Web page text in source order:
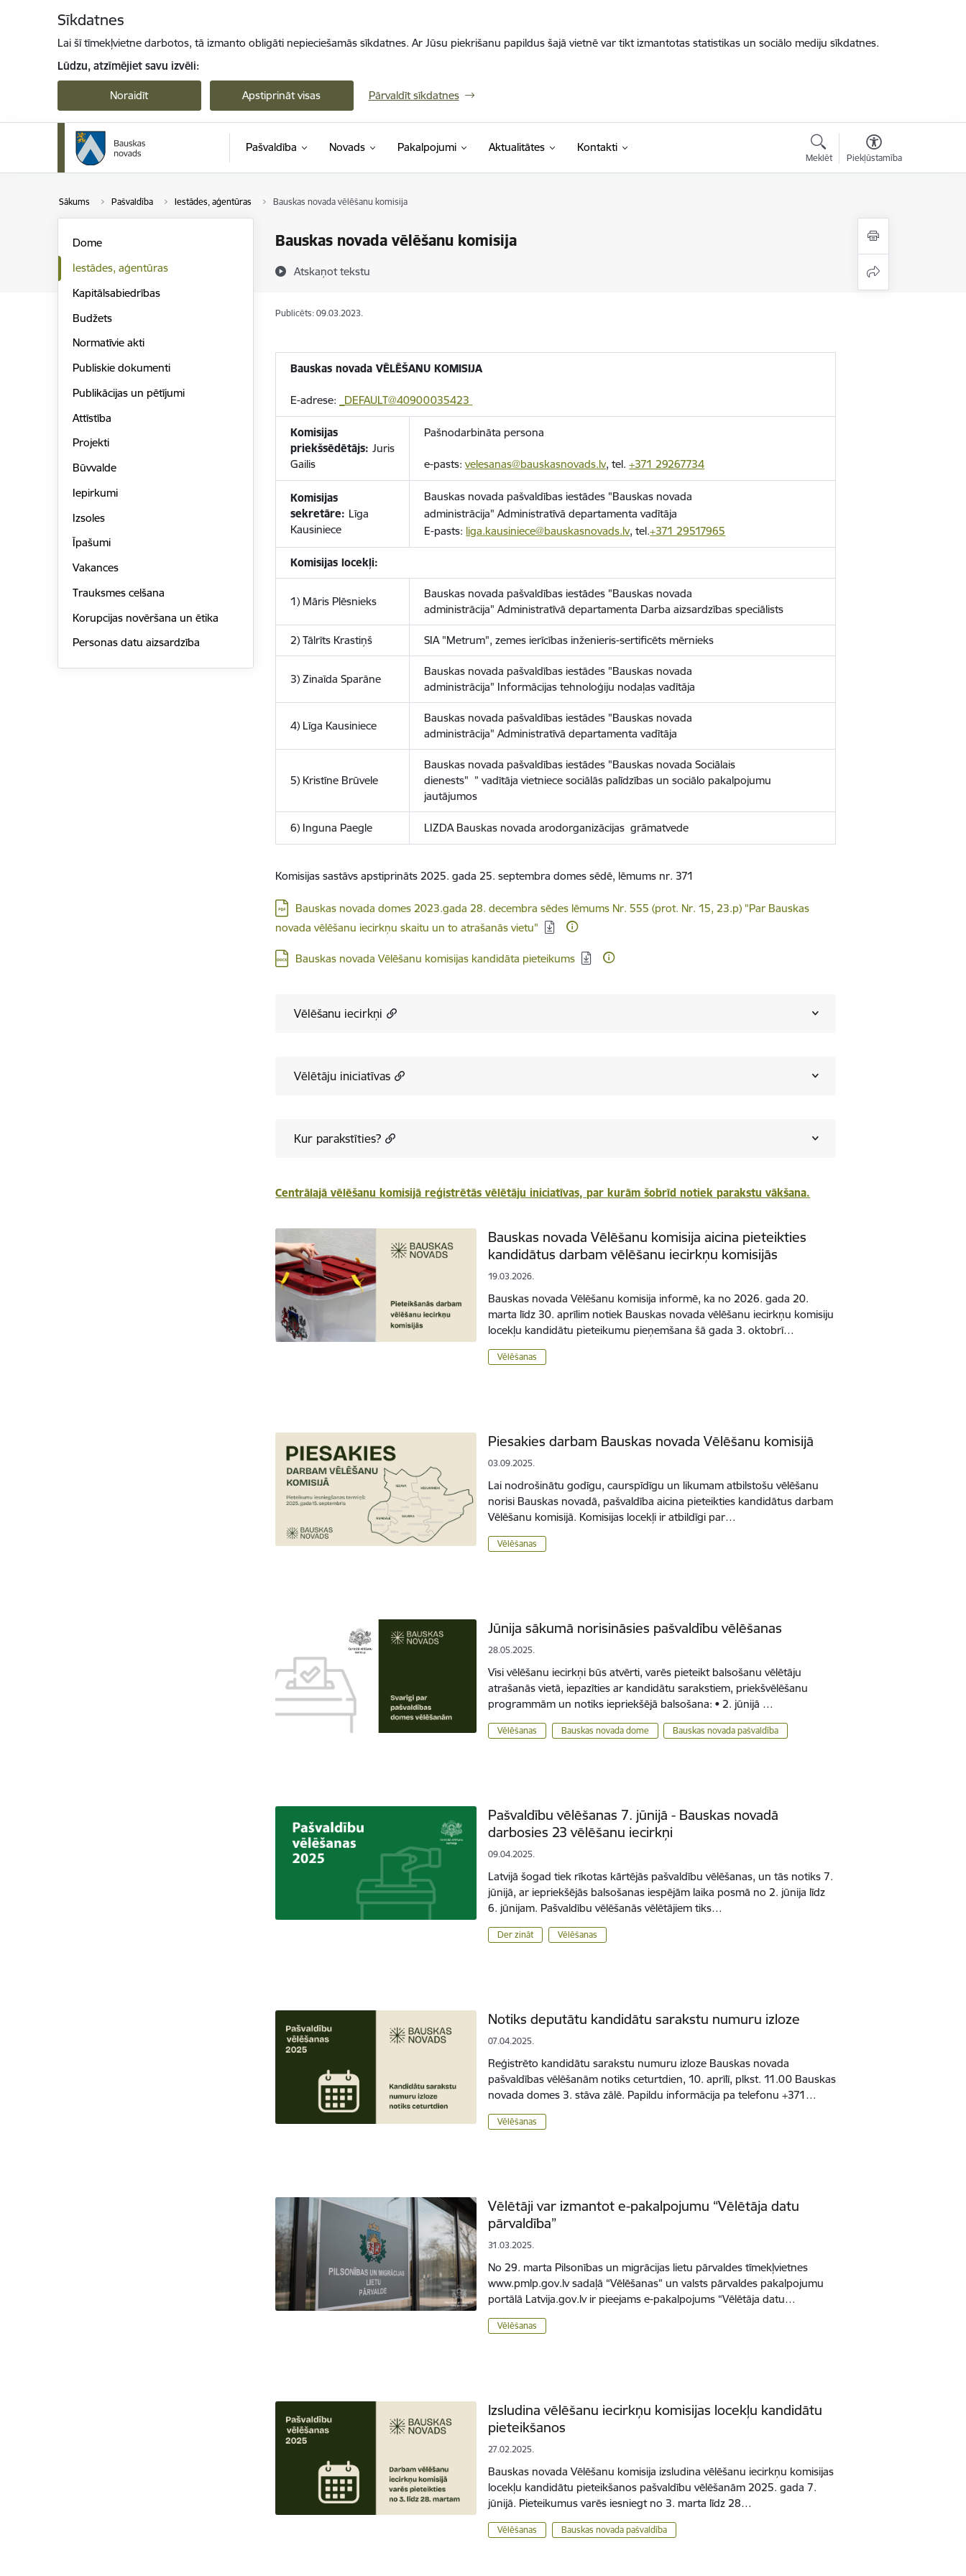
Sīkdatnes
Lai šī tīmekļvietne darbotos, tā izmanto obligāti nepieciešamās sīkdatnes. Ar Jūsu piekrišanu papildus šajā vietnē var tikt izmantotas statistikas un sociālo mediju sīkdatnes.
Lūdzu, atzīmējiet savu izvēli:
Noraidīt Apstiprināt visas Pārvaldīt sīkdatnes
Pašvaldība Novads Pakalpojumi Aktualitātes Kontakti
Meklēt Piekļūstamība
Sākums Pašvaldība Iestādes, aģentūras Bauskas novada vēlēšanu komisija
Bauskas novada vēlēšanu komisija
Atskaņot tekstu
Dome
Iestādes, aģentūras
Kapitālsabiedrības
Budžets
Normatīvie akti
Publiskie dokumenti
Publikācijas un pētījumi
Attīstība
Projekti
Būvvalde
Iepirkumi
Izsoles
Īpašumi
Vakances
Trauksmes celšana
Korupcijas novēršana un ētika
Personas datu aizsardzība
Publicēts: 09.03.2023.
Bauskas novada VĒLĒŠANU KOMISIJA
E-adrese: _DEFAULT@40900035423
Komisijas
priekšsēdētājs:Juris
Gailis
Pašnodarbināta persona
e-pasts:velesanas@bauskasnovads.lv, tel.+371 29267734
Komisijas
sekretāre: Līga
Kausiniece
Bauskas novada pašvaldības iestādes "Bauskas novada
administrācija" Administratīvā departamenta vadītāja
E-pasts: liga.kausiniece@bauskasnovads.lv, tel.+371 29517965
Komisijas locekļi:
1) Māris Plēsnieks
Bauskas novada pašvaldības iestādes "Bauskas novada
administrācija" Administratīvā departamenta Darba aizsardzības speciālists
2) Tālrīts Krastiņš SIA "Metrum", zemes ierīcības inženieris-sertificēts mērnieks
3) Zinaīda Sparāne
Bauskas novada pašvaldības iestādes "Bauskas novada
administrācija" Informācijas tehnoloģiju nodaļas vadītāja
4) Līga Kausiniece
Bauskas novada pašvaldības iestādes "Bauskas novada
administrācija" Administratīvā departamenta vadītāja
5) Kristīne Brūvele
Bauskas novada pašvaldības iestādes "Bauskas novada Sociālais
dienests" ” vadītāja vietniece sociālās palīdzības un sociālo pakalpojumu
jautājumos
6) Inguna Paegle LIZDA Bauskas novada arodorganizācijas grāmatvede
Komisijas sastāvs apstiprināts 2025. gada 25. septembra domes sēdē, lēmums nr. 371
Lejupielādēt:
Bauskas novada domes 2023.gada 28. decembra sēdes lēmums Nr. 555 (prot. Nr. 15, 23.p) "Par Bauskas
novada vēlēšanu iecirkņu skaitu un to atrašanās vietu"
Lejupielādēt:
Bauskas novada Vēlēšanu komisijas kandidāta pieteikums
Vēlēšanu iecirkņi
Vēlētāju iniciatīvas
Kur parakstīties?
Centrālajā vēlēšanu komisijā reģistrētās vēlētāju iniciatīvas, par kurām šobrīd notiek parakstu vākšana.
Bauskas novada Vēlēšanu komisija aicina pieteikties
kandidātus darbam vēlēšanu iecirkņu komisijās
19.03.2026.
Bauskas novada Vēlēšanu komisija informē, ka no 2026. gada 20.
marta līdz 30. aprīlim notiek Bauskas novada vēlēšanu iecirkņu komisiju
locekļu kandidātu pieteikumu pieņemšana šā gada 3. oktobrī…
Vēlēšanas
Piesakies darbam Bauskas novada Vēlēšanu komisijā
03.09.2025.
Lai nodrošinātu godīgu, caurspīdīgu un likumam atbilstošu vēlēšanu
norisi Bauskas novadā, pašvaldība aicina pieteikties kandidātus darbam
Vēlēšanu komisijā. Komisijas locekļi ir atbildīgi par…
Vēlēšanas
Jūnija sākumā norisināsies pašvaldību vēlēšanas
28.05.2025.
Visi vēlēšanu iecirkņi būs atvērti, varēs pieteikt balsošanu vēlētāju
atrašanās vietā, iepazīties ar kandidātu sarakstiem, priekšvēlēšanu
programmām un notiks iepriekšējā balsošana: • 2. jūnijā …
Vēlēšanas Bauskas novada dome Bauskas novada pašvaldība
Pašvaldību vēlēšanas 7. jūnijā - Bauskas novadā
darbosies 23 vēlēšanu iecirkņi
09.04.2025.
Latvijā šogad tiek rīkotas kārtējās pašvaldību vēlēšanas, un tās notiks 7.
jūnijā, ar iepriekšējās balsošanas iespējām laika posmā no 2. jūnija līdz
6. jūnijam. Pašvaldību vēlēšanās vēlētājiem tiks…
Der zināt Vēlēšanas
Notiks deputātu kandidātu sarakstu numuru izloze
07.04.2025.
Reģistrēto kandidātu sarakstu numuru izloze Bauskas novada
pašvaldības vēlēšanām notiks ceturtdien, 10. aprīlī, plkst. 11.00 Bauskas
novada domes 3. stāva zālē. Papildu informācija pa telefonu +371…
Vēlēšanas
Vēlētāji var izmantot e-pakalpojumu “Vēlētāja datu
pārvaldība”
31.03.2025.
No 29. marta Pilsonības un migrācijas lietu pārvaldes tīmekļvietnes
www.pmlp.gov.lv sadaļā “Vēlēšanas” un valsts pārvaldes pakalpojumu
portālā Latvija.gov.lv ir pieejams e-pakalpojums “Vēlētāja datu…
Vēlēšanas
Izsludina vēlēšanu iecirkņu komisijas locekļu kandidātu
pieteikšanos
27.02.2025.
Bauskas novada Vēlēšanu komisija izsludina vēlēšanu iecirkņu komisijas
locekļu kandidātu pieteikšanos pašvaldību vēlēšanām 2025. gada 7.
jūnijā. Pieteikumus varēs iesniegt no 3. marta līdz 28…
Vēlēšanas Bauskas novada pašvaldība